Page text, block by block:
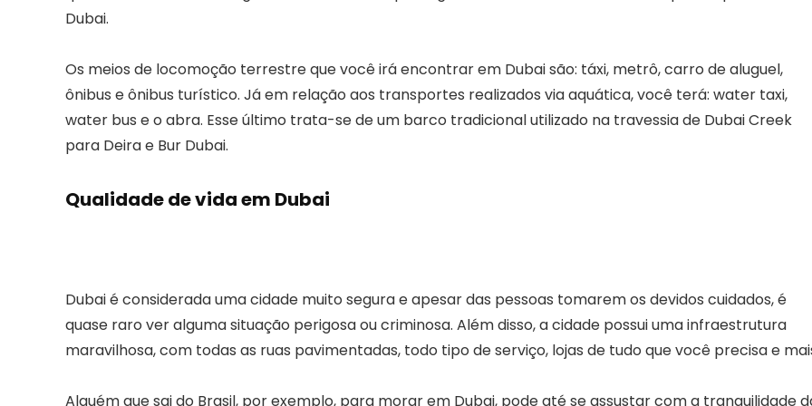
Dubai.
Os meios de locomoção terrestre que você irá encontrar em Dubai são: táxi, metrô, carro de aluguel,
ônibus e ônibus turístico. Já em relação aos transportes realizados via aquática, você terá: water taxi,
water bus e o abra. Esse último trata-se de um barco tradicional utilizado na travessia de Dubai Creek
para Deira e Bur Dubai.
Qualidade de vida em Dubai
Dubai é considerada uma cidade muito segura e apesar das pessoas tomarem os devidos cuidados, é
quase raro ver alguma situação perigosa ou criminosa. Além disso, a cidade possui uma infraestrutura
maravilhosa, com todas as ruas pavimentadas, todo tipo de serviço, lojas de tudo que você precisa e
Alguém que sai do Brasil, por exemplo, para morar em Dubai, pode até se assustar com a tranquilidade